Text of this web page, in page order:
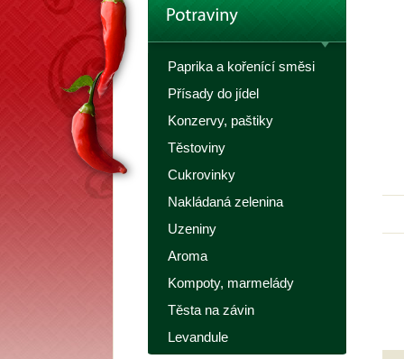
Paprika a kořenící směsi
Přísady do jídel
Konzervy, paštiky
Těstoviny
Cukrovinky
Nakládaná zelenina
Uzeniny
Aroma
Kompoty, marmelády
Těsta na závin
Levandule